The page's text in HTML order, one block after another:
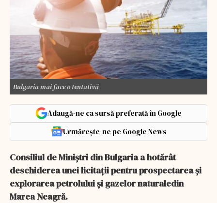
Bulgaria mai face o tentativă
Adaugă-ne ca sursă preferată în Google
Urmărește-ne pe Google News
Consiliul de Miniştri din Bulgaria a hotărât
deschiderea unei licitaţii pentru prospectarea şi
explorarea petrolului şi gazelor naturaledin
Marea Neagră.